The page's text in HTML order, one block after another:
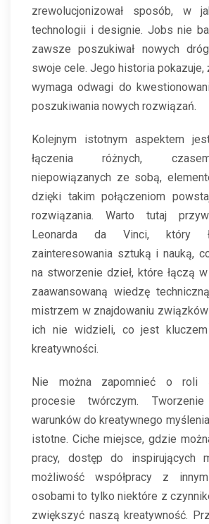
zrewolucjonizował sposób, w
technologii i designie. Jobs nie
zawsze poszukiwał nowych
swoje cele. Jego historia pokazuje,
wymaga odwagi do
poszukiwania nowych rozwiązań.
Kolejnym istotnym aspektem
łączenia różnych,
niepowiązanych ze sobą,
dzięki takim połączeniom
rozwiązania. Warto tutaj
Leonarda da Vinci, który
zainteresowania sztuką i nauką,
na stworzenie dzieł, które łączą
zaawansowaną wiedzę
mistrzem w znajdowaniu
ich nie widzieli, co jest
kreatywności.
Nie można zapomnieć o roli
procesie twórczym. Tworzenie
warunków do kreatywnego
istotne. Ciche miejsce, gdzie
pracy, dostęp do inspirujących
możliwość współpracy z
osobami to tylko niektóre z
zwiększyć naszą kreatywność.